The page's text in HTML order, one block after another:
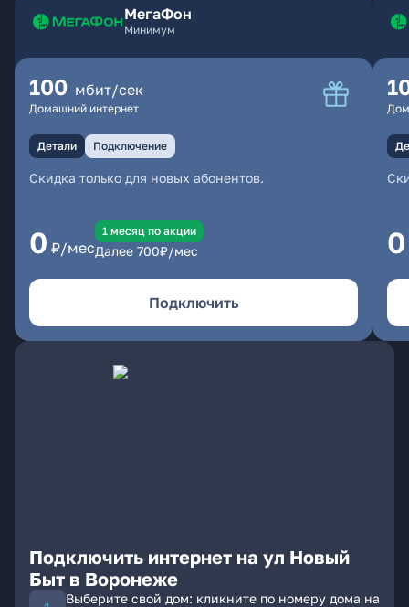
МегаФон
Минимум
100 мбит/сек
Домашний интернет
Детали Подключение
Скидка только для новых абонентов.
0 ₽/мес
1 месяц по акции
Далее 700₽/мес
Подключить
0
Подключить интернет на ул Новый
Быт в Воронеже
Выберите свой дом: кликните по номеру дома на